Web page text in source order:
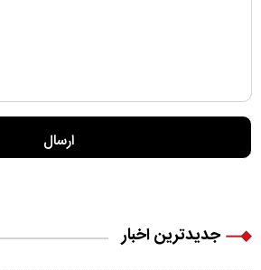
جدیدترین اخبار